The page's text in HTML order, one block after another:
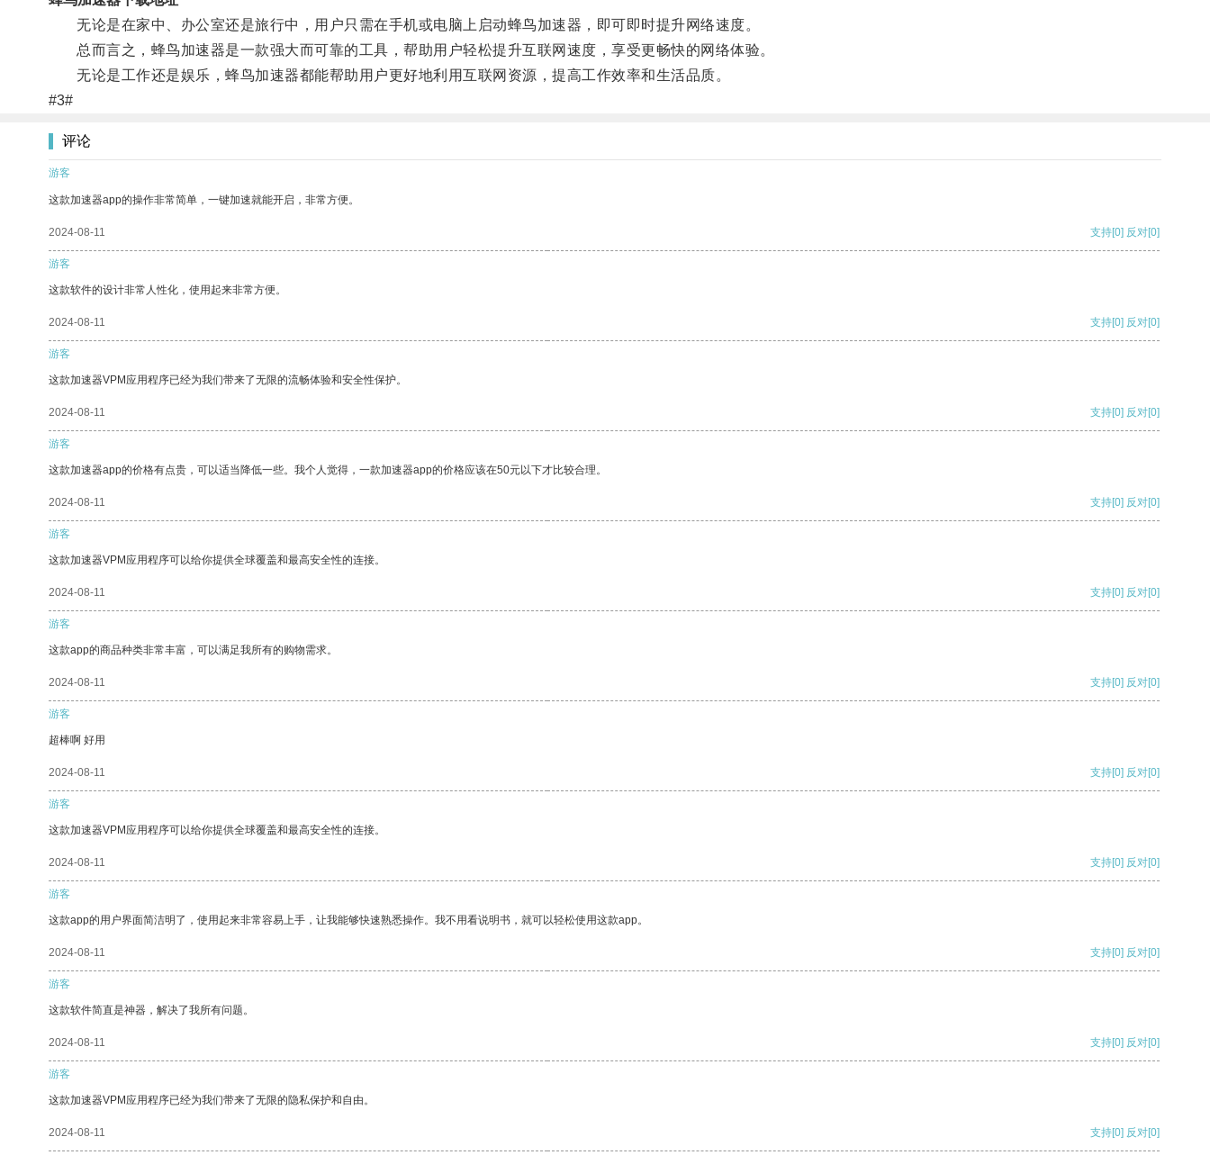
无论是在家中、办公室还是旅行中，用户只需在手机或电脑上启动蜂鸟加速器，即可即时提升网络速度。
总而言之，蜂鸟加速器是一款强大而可靠的工具，帮助用户轻松提升互联网速度，享受更畅快的网络体验。
无论是工作还是娱乐，蜂鸟加速器都能帮助用户更好地利用互联网资源，提高工作效率和生活品质。
#3#
评论
游客
这款加速器app的操作非常简单，一键加速就能开启，非常方便。
2024-08-11 支持[0] 反对[0]
游客
这款软件的设计非常人性化，使用起来非常方便。
2024-08-11 支持[0] 反对[0]
游客
这款加速器VPM应用程序已经为我们带来了无限的流畅体验和安全性保护。
2024-08-11 支持[0] 反对[0]
游客
这款加速器app的价格有点贵，可以适当降低一些。我个人觉得，一款加速器app的价格应该在50元以下才比较合理。
2024-08-11 支持[0] 反对[0]
游客
这款加速器VPM应用程序可以给你提供全球覆盖和最高安全性的连接。
2024-08-11 支持[0] 反对[0]
游客
这款app的商品种类非常丰富，可以满足我所有的购物需求。
2024-08-11 支持[0] 反对[0]
游客
超棒啊 好用
2024-08-11 支持[0] 反对[0]
游客
这款加速器VPM应用程序可以给你提供全球覆盖和最高安全性的连接。
2024-08-11 支持[0] 反对[0]
游客
这款app的用户界面简洁明了，使用起来非常容易上手，让我能够快速熟悉操作。我不用看说明书，就可以轻松使用这款app。
2024-08-11 支持[0] 反对[0]
游客
这款软件简直是神器，解决了我所有问题。
2024-08-11 支持[0] 反对[0]
游客
这款加速器VPM应用程序已经为我们带来了无限的隐私保护和自由。
2024-08-11 支持[0] 反对[0]